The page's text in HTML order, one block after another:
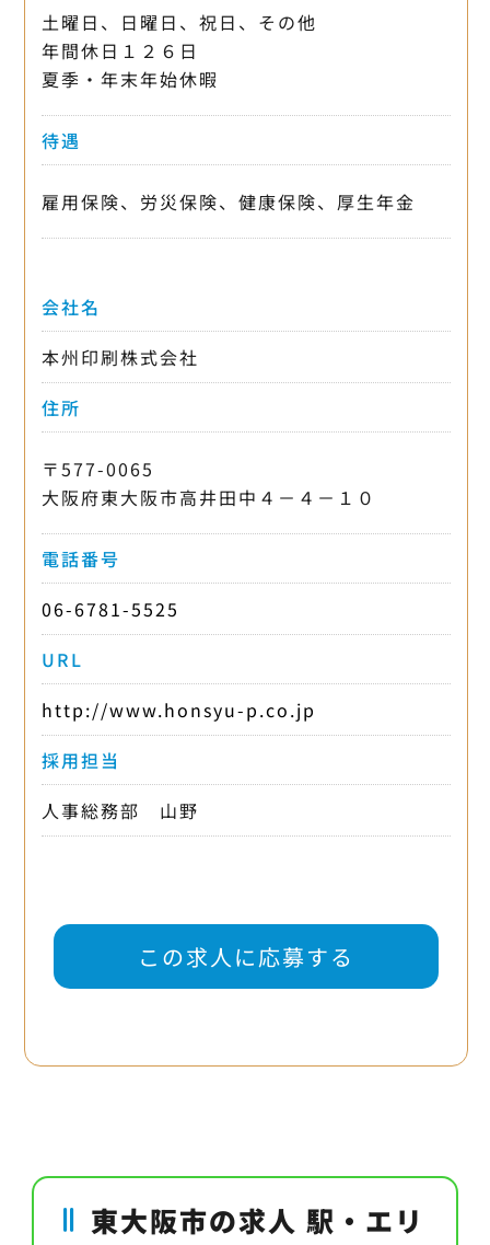
土曜日、日曜日、祝日、その他
年間休日１２６日
夏季・年末年始休暇
待遇
雇用保険、労災保険、健康保険、厚生年金
会社名
本州印刷株式会社
住所
〒577-0065
大阪府東大阪市高井田中４－４－１０
電話番号
06-6781-5525
URL
http://www.honsyu-p.co.jp
採用担当
人事総務部 山野
この求人に応募する
東大阪市の求人 駅・エリ